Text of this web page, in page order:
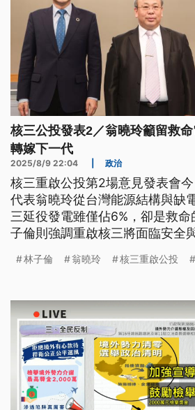
核三公投發表2／翁曉玲籲留救
轉嫁下一代
2025/8/9 22:04 政治
核三重啟公投第2場意見發表會
代表翁曉玲從台灣能源結構與缺
三延役發電雖僅佔6%，卻是救
子倫則強調重啟核三將面臨安全
林子倫 翁曉玲 核三重啟公投